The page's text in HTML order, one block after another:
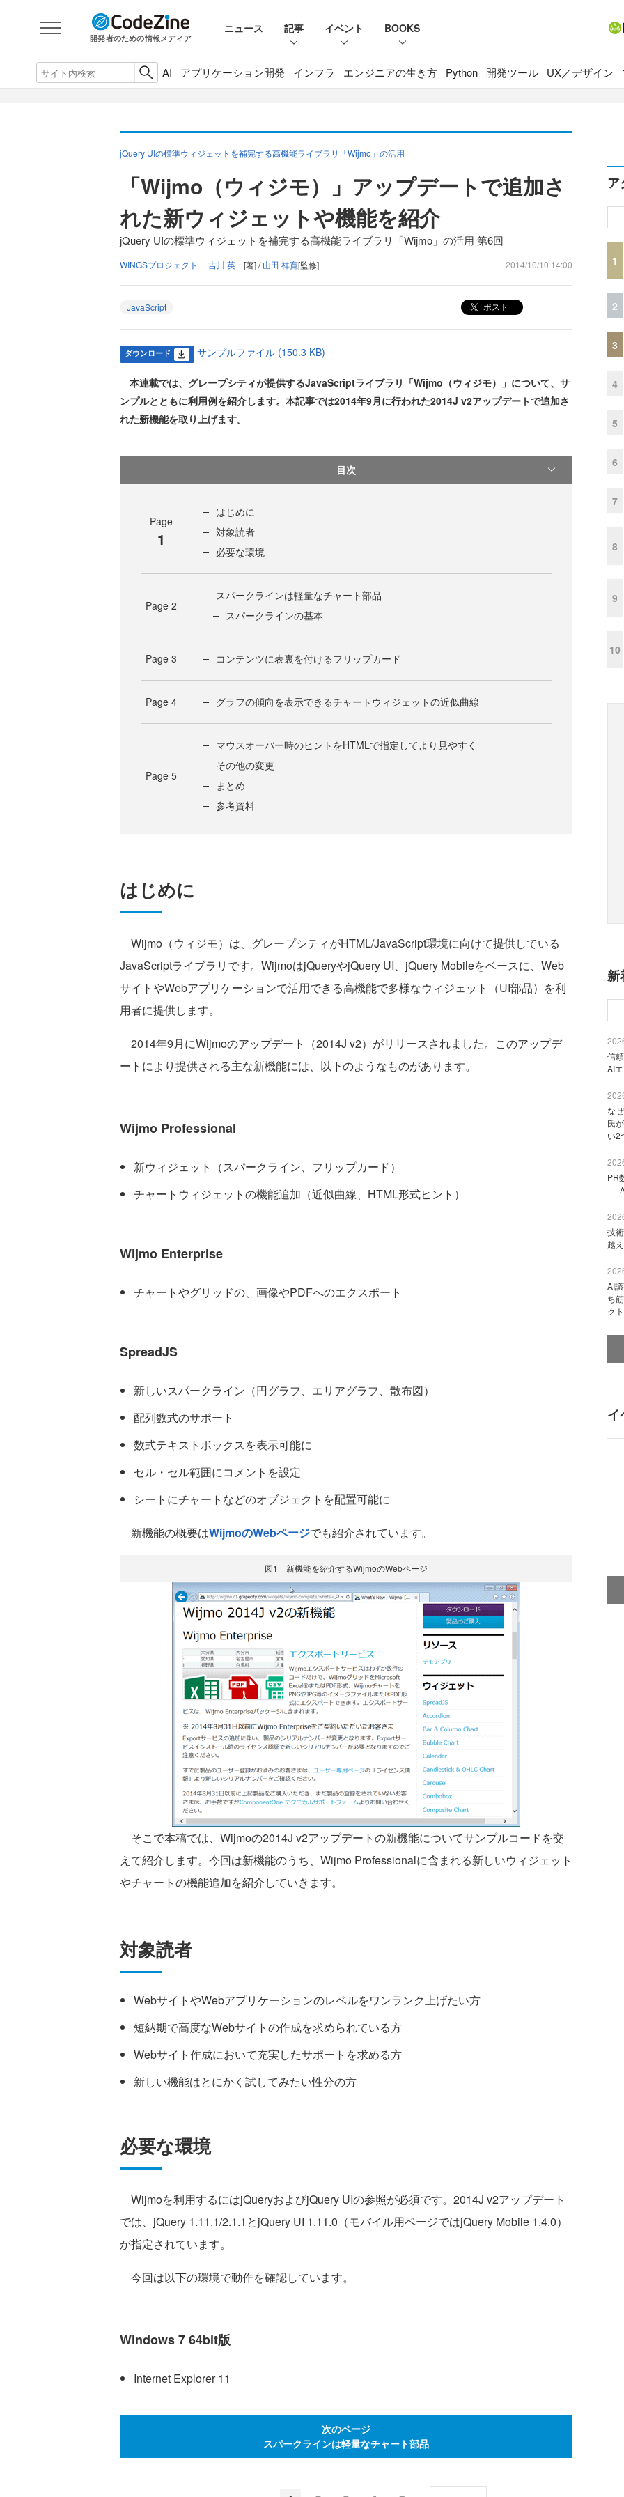
開発者のための情報メディア
ニュース 記事 イベント BOOKS
AI アプリケーション開発 インフラ エンジニアの生き方 Python 開発ツール UX／デザイン
jQuery UIの標準ウィジェットを補完する高機能ライブラリ「Wijmo」の活用
「Wijmo（ウィジモ）」アップデートで追加さ
れた新ウィジェットや機能を紹介
jQuery UIの標準ウィジェットを補完する高機能ライブラリ「Wijmo」の活用 第6回
WINGSプロジェクト 吉川 英一[著] /山田 祥寛[監修] 2014/10/10 14:00
JavaScript ポスト
ダウンロード サンプルファイル (150.3 KB)
本連載では、グレープシティが提供するJavaScriptライブラリ「Wijmo（ウィジモ）」について、サ
ンプルとともに利用例を紹介します。本記事では2014年9月に行われた2014J v2アップデートで追加さ
れた新機能を取り上げます。
目次
Page
1
はじめに
対象読者
必要な環境
Page 2
スパークラインは軽量なチャート部品
スパークラインの基本
Page 3 コンテンツに表裏を付けるフリップカード
Page 4 グラフの傾向を表示できるチャートウィジェットの近似曲線
Page 5
マウスオーバー時のヒントをHTMLで指定してより見やすく
その他の変更
まとめ
参考資料
はじめに
Wijmo（ウィジモ）は、グレープシティがHTML/JavaScript環境に向けて提供している
JavaScriptライブラリです。WijmoはjQueryやjQuery UI、jQuery Mobileをベースに、Web
サイトやWebアプリケーションで活用できる高機能で多様なウィジェット（UI部品）を利
用者に提供します。
2014年9月にWijmoのアップデート（2014J v2）がリリースされました。このアップデ
ートにより提供される主な新機能には、以下のようなものがあります。
Wijmo Professional
新ウィジェット（スパークライン、フリップカード）
チャートウィジェットの機能追加（近似曲線、HTML形式ヒント）
Wijmo Enterprise
チャートやグリッドの、画像やPDFへのエクスポート
SpreadJS
新しいスパークライン（円グラフ、エリアグラフ、散布図）
配列数式のサポート
数式テキストボックスを表示可能に
セル・セル範囲にコメントを設定
シートにチャートなどのオブジェクトを配置可能に
新機能の概要はWijmoのWebページでも紹介されています。
図1 新機能を紹介するWijmoのWebページ
そこで本稿では、Wijmoの2014J v2アップデートの新機能についてサンプルコードを交
えて紹介します。今回は新機能のうち、Wijmo Professionalに含まれる新しいウィジェット
やチャートの機能追加を紹介していきます。
対象読者
WebサイトやWebアプリケーションのレベルをワンランク上げたい方
短納期で高度なWebサイトの作成を求められている方
Webサイト作成において充実したサポートを求める方
新しい機能はとにかく試してみたい性分の方
必要な環境
Wijmoを利用するにはjQueryおよびjQuery UIの参照が必須です。2014J v2アップデート
では、jQuery 1.11.1/2.1.1とjQuery UI 1.11.0（モバイル用ページではjQuery Mobile 1.4.0）
が指定されています。
今回は以下の環境で動作を確認しています。
Windows 7 64bit版
Internet Explorer 11
次のページ
スパークラインは軽量なチャート部品
ア
1
2
3
4
5
6
7
8
9
10
新
信
AI
な
氏
い2
PR
技
越
AI
ち
ク
イ